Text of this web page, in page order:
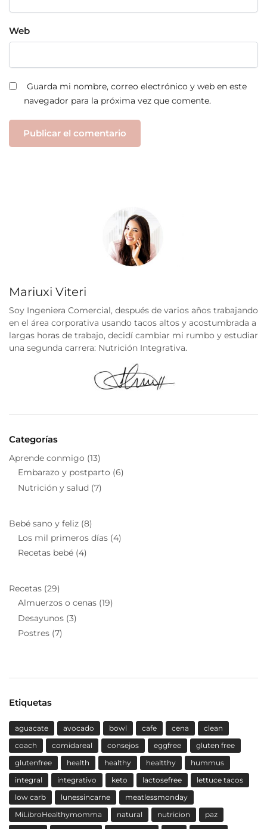
Web
Guarda mi nombre, correo electrónico y web en este
navegador para la próxima vez que comente.
Mariuxi Viteri
Soy Ingeniera Comercial, después de varios años trabajando
en el área corporativa usando tacos altos y acostumbrada a
largas horas de trabajo, decidí cambiar mi rumbo y estudiar
una segunda carrera: Nutrición Integrativa.
Categorías
Aprende conmigo (13)
Embarazo y postparto (6)
Nutrición y salud (7)
Bebé sano y feliz (8)
Los mil primeros días (4)
Recetas bebé (4)
Recetas (29)
Almuerzos o cenas (19)
Desayunos (3)
Postres (7)
Etiquetas
aguacate avocado bowl cafe cena
clean
coach
comidareal consejos eggfree
gluten free
glutenfree
health healthy healtthy
hummus
integral
integrativo keto lactosefree
lettuce tacos
low carb
lunessincarne
meatlessmonday
MiLibroHealthymomma
natural nutricion
paz